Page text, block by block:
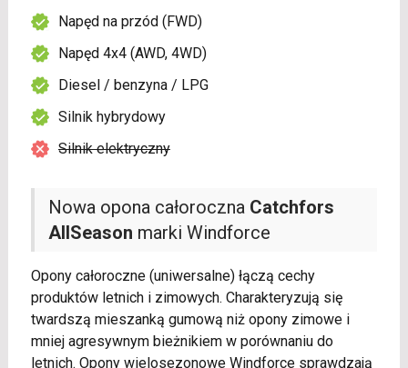
Nowa opona całoroczna Catchfors
AllSeason marki Windforce
Opony całoroczne (uniwersalne) łączą cechy
produktów letnich i zimowych. Charakteryzują się
twardszą mieszanką gumową niż opony zimowe i
mniej agresywnym bieżnikiem w porównaniu do
letnich. Opony wielosezonowe Windforce sprawdzają
Napęd na przód (FWD)
Napęd 4x4 (AWD, 4WD)
Diesel / benzyna / LPG
Silnik hybrydowy
Silnik elektryczny